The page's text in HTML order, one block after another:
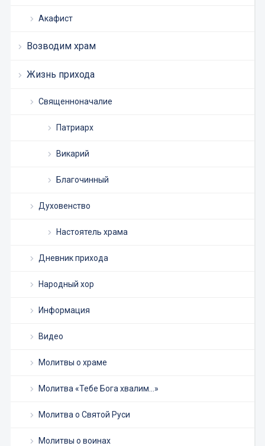
Акафист
Возводим храм
Жизнь прихода
Священноначалие
Патриарх
Викарий
Благочинный
Духовенство
Настоятель храма
Дневник прихода
Народный хор
Информация
Видео
Молитвы о храме
Молитва «Тебе Бога хвалим…»
Молитва о Святой Руси
Молитвы о воинах